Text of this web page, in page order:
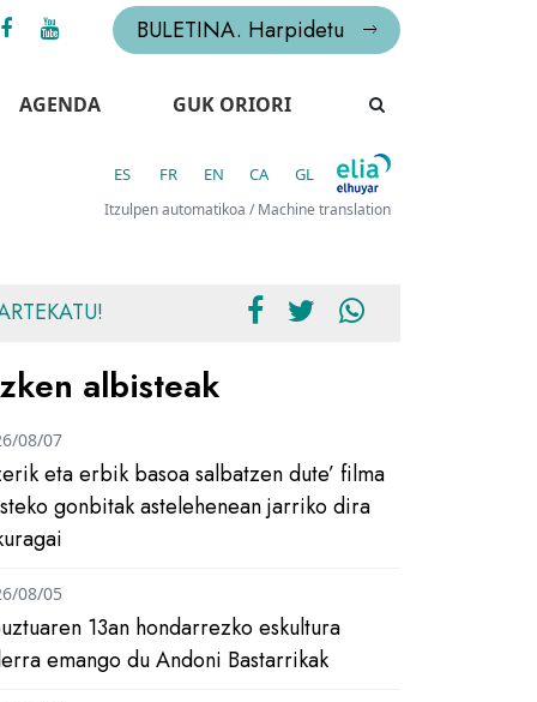
BULETINA. Harpidetu
AGENDA GUK ORIORI
ES FR EN CA GL
Itzulpen automatikoa / Machine translation
albisteak
eta erbik basoa salbatzen dute’ filma
gonbitak astelehenean jarriko dira
08/07
13an hondarrezko eskultura
emango du Andoni Bastarrikak
08/05